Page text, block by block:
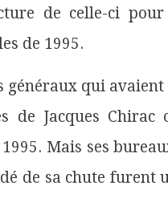
de celle-ci
de 1995.
qui avaient
de Jacques
Mais ses
de sa chute furent